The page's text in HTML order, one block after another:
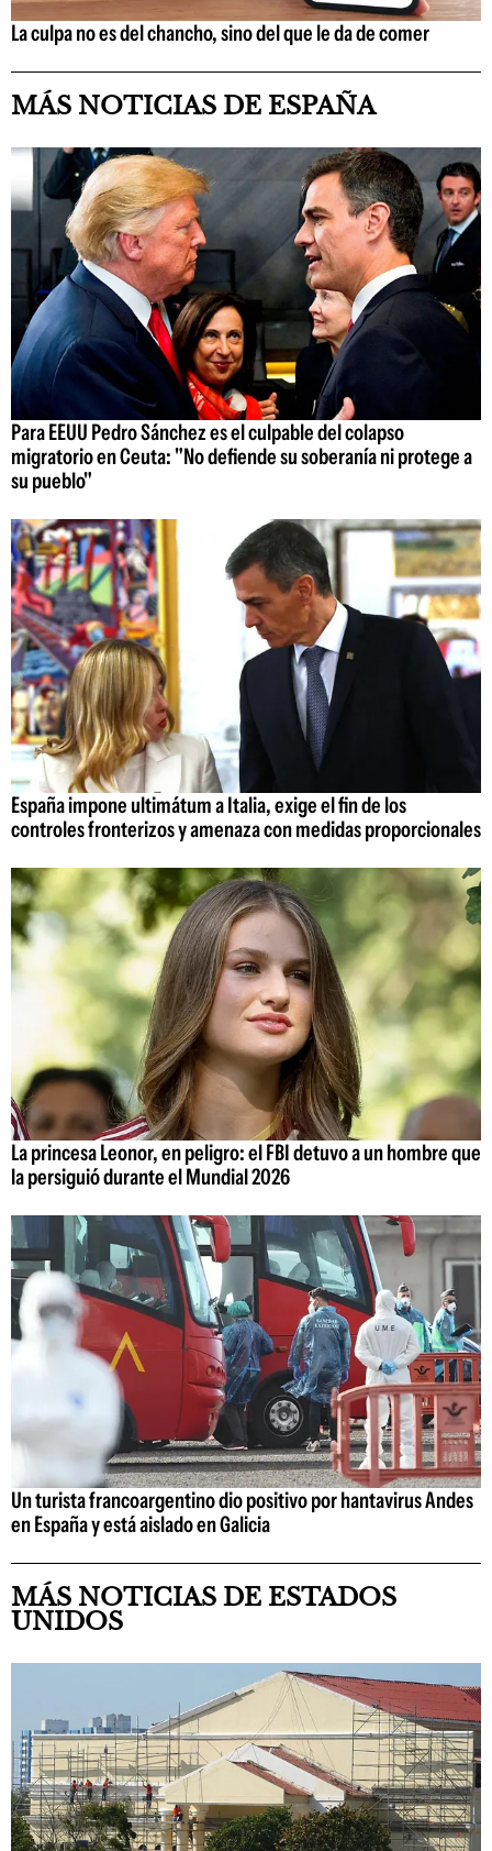
La culpa no es del chancho, sino del que le da de comer
MÁS NOTICIAS DE ESPAÑA
Para EEUU Pedro Sánchez es el culpable del colapso
migratorio en Ceuta: "No defiende su soberanía ni protege a
su pueblo"
España impone ultimátum a Italia, exige el fin de los
controles fronterizos y amenaza con medidas proporcionales
La princesa Leonor, en peligro: el FBI detuvo a un hombre que
la persiguió durante el Mundial 2026
Un turista francoargentino dio positivo por hantavirus Andes
en España y está aislado en Galicia
MÁS NOTICIAS DE ESTADOS
UNIDOS